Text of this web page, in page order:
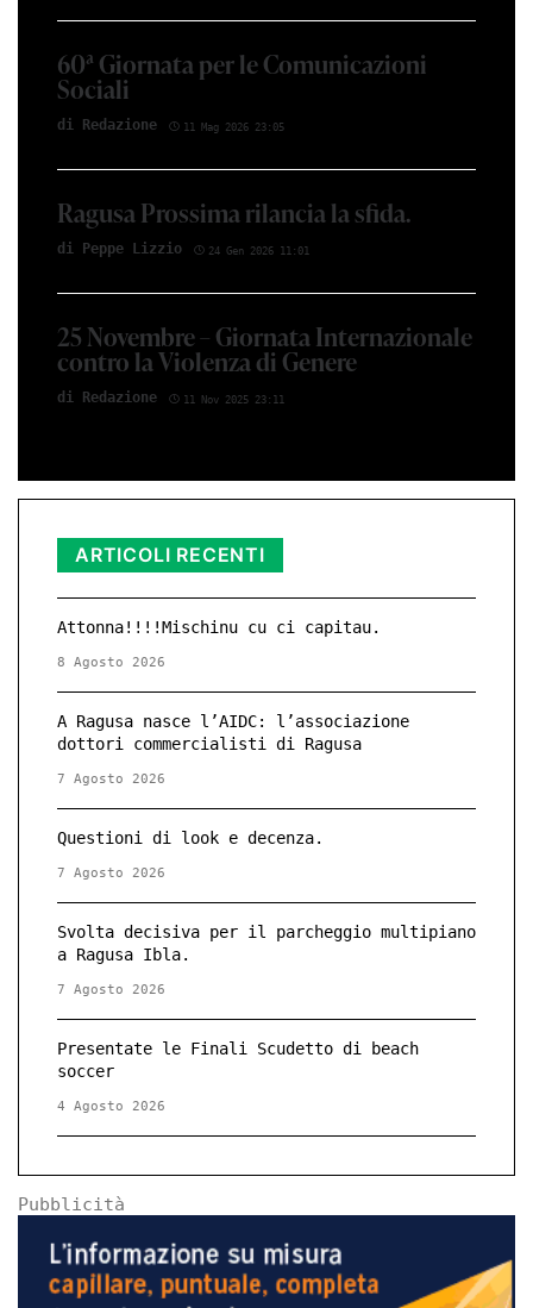
60ª Giornata per le Comunicazioni
Sociali
di Red­azio­ne 11 Mag 2026 23:05
Ragusa Prossima rilancia la sfida.
di Peppe Li­z­zio 24 Gen 2026 11:01
25 Novembre – Giornata Internazionale
contro la Violenza di Genere
di Red­azio­ne 11 Nov 2025 23:11
ARTICOLI RECENTI
Attonna!!!!Mischinu cu ci capitau.
8 Agosto 2026
A Ragusa nasce l’AIDC: l’associazione
dottori commercialisti di Ragusa
7 Agosto 2026
Questioni di look e decenza.
7 Agosto 2026
Svolta decisiva per il parcheggio multipiano
a Ragusa Ibla.
7 Agosto 2026
Presentate le Finali Scudetto di beach
soccer
4 Agosto 2026
Pubblicità